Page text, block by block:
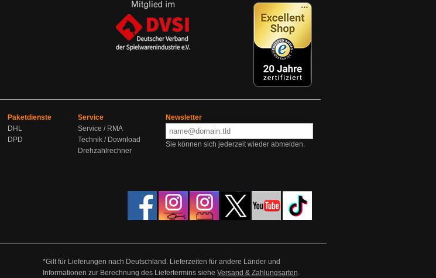
Paketdienste
DHL
DPD
Service
Service / RMA
Technik / Download
Drehzahlrechner
Newsletter
Sie können sich jederzeit wieder abmelden.
*Gilt für Lieferungen nach Deutschland. Lieferzeiten für andere Länder und
Informationen zur Berechnung des Liefertermins siehe Versand & Zahlungsarten.